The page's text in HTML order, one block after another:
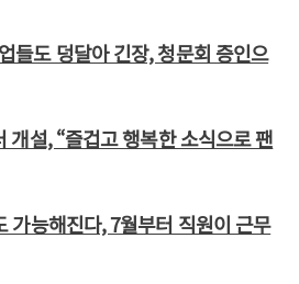
들도 덩달아 긴장, 청문회 증인으
설, “즐겁고 행복한 소식으로 팬
능해진다, 7월부터 직원이 근무